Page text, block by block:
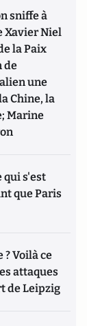
sniffe à
Xavier Niel
la Paix
de
une
Chine, la
Marine
qui s'est
que Paris
? Voilà ce
attaques
de Leipzig